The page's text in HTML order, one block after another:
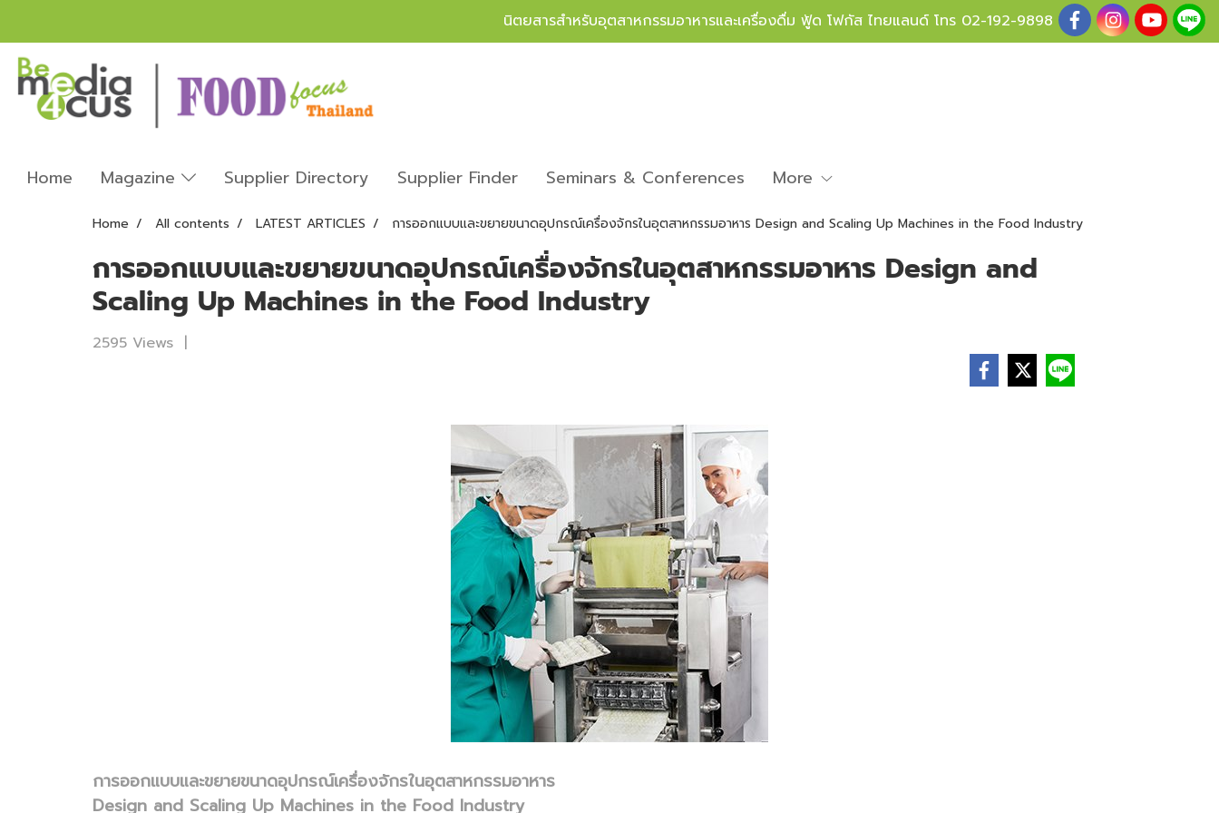
นิตยสารสำหรับอุตสาหกรรมอาหารและเครื่องดื่ม ฟู้ด โฟกัส ไทยแลนด์ โทร 02-192-9898
Home Magazine Supplier Directory Supplier Finder Seminars & Conferences More
Home All contents LATEST ARTICLES การออกแบบและขยายขนาดอุปกรณ์เครื่องจักรในอุตสาหกรรมอาหาร Design and Scaling Up Machines in the Food Industry
การออกแบบและขยายขนาดอุปกรณ์เครื่องจักรในอุตสาหกรรมอาหาร Design and
Scaling Up Machines in the Food Industry
2595 Views |
การออกแบบและขยายขนาดอุปกรณ์เครื่องจักรในอุตสาหกรรมอาหาร
Design and Scaling Up Machines in the Food Industry